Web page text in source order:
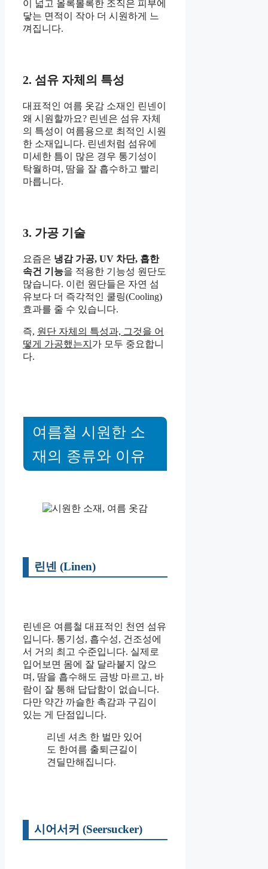
이 넓고 올록볼록한 조직은 피부에
닿는 면적이 작아 더 시원하게 느
껴집니다.
2. 섬유 자체의 특성
대표적인 여름 옷감 소재인 린넨이
왜 시원할까요? 린넨은 섬유 자체
의 특성이 여름용으로 최적인 시원
한 소재입니다. 린넨처럼 섬유에
미세한 틈이 많은 경우 통기성이
탁월하며, 땀을 잘 흡수하고 빨리
마릅니다.
3. 가공 기술
요즘은 냉감 가공, UV 차단, 흡한
속건 기능을 적용한 기능성 원단도
많습니다. 이런 원단들은 자연 섬
유보다 더 즉각적인 쿨링(Cooling)
효과를 줄 수 있습니다.
즉, 원단 자체의 특성과, 그것을 어
떻게 가공했는지 가 모두 중요합니
다.
여름철 시원한 소
재의 종류와 이유
린넨 (Linen)
린넨은 여름철 대표적인 천연 섬유
입니다. 통기성, 흡수성, 건조성에
서 거의 최고 수준입니다. 실제로
입어보면 몸에 잘 달라붙지 않으
며, 땀을 흡수해도 금방 마르고, 바
람이 잘 통해 답답함이 없습니다.
다만 약간 까슬한 촉감과 구김이
있는 게 단점입니다.
리넨 셔츠 한 벌만 있어
도 한여름 출퇴근길이
견딜만해집니다.
시어서커 (Seersucker)